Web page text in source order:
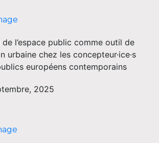
l’espace public comme outil de
urbaine chez les concepteur·ice·s
européens contemporains
2025